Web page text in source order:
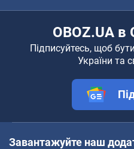
OBOZ.UA в
Підписуйтесь, щоб
України та
Завантажуйте наш